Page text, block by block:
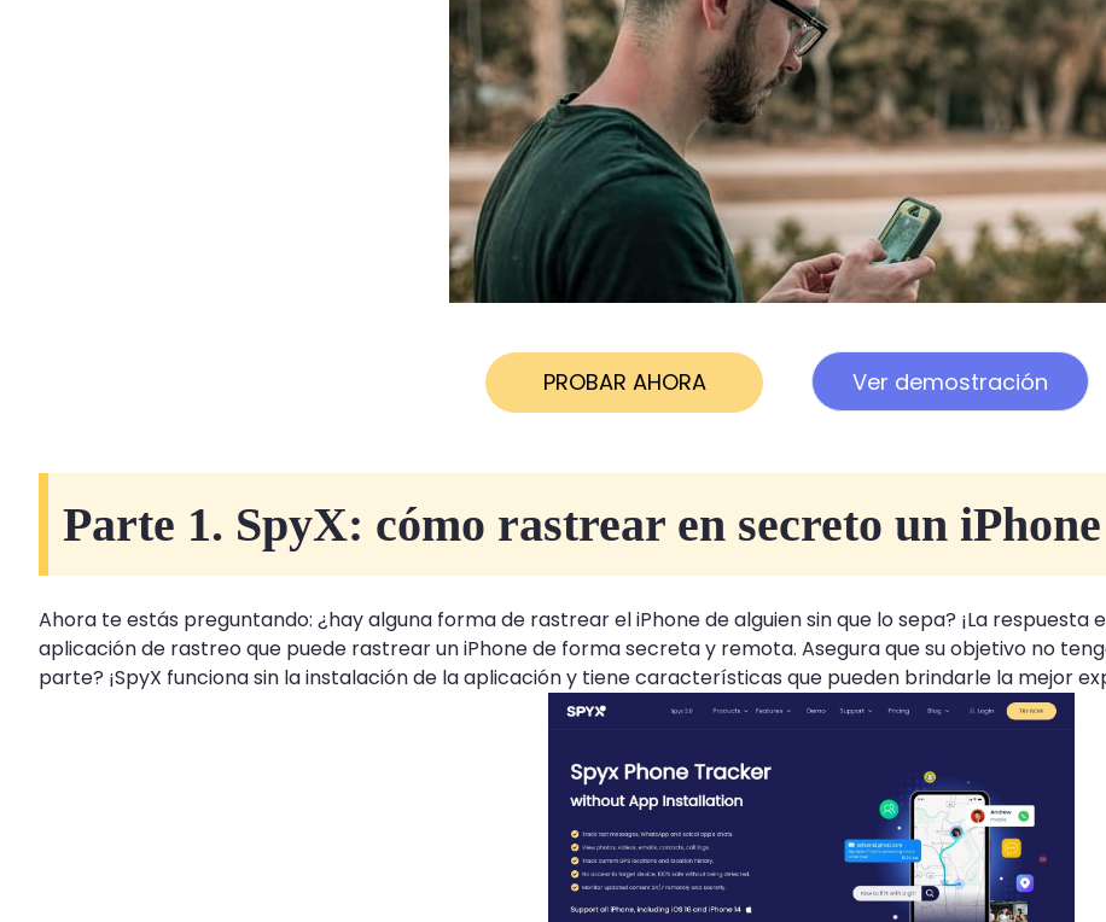
PROBAR AHORA Ver demostración
Parte 1. SpyX: cómo rastrear en secreto un
Ahora te estás preguntando: ¿hay alguna forma de rastrear el iPhone de alguien sin que lo sepa? ¡La respuesta
aplicación de rastreo que puede rastrear un iPhone de forma secreta y remota. Asegura que su objetivo no
parte? ¡SpyX funciona sin la instalación de la aplicación y tiene características que pueden brindarle la mejor